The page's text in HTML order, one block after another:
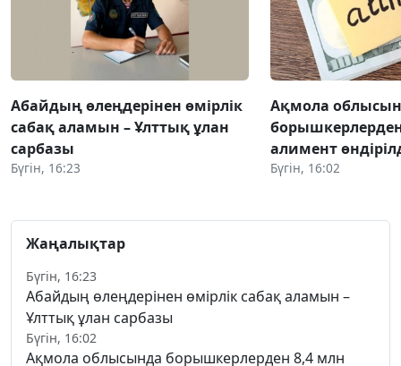
Абайдың өлеңдерінен өмірлік
сабақ аламын – Ұлттық ұлан
сарбазы
Бүгін, 16:23
Ақмола
алимент
Бүгін, 16:02
Жаңалықтар
Бүгін, 16:23
Абайдың өлеңдерінен өмірлік сабақ аламын –
Ұлттық ұлан сарбазы
Бүгін, 16:02
Ақмола облысында борышкерлерден 8,4 млн